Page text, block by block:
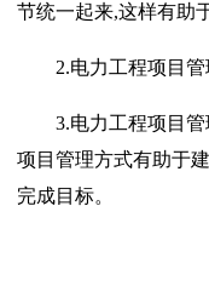
节统一起来,这样有助
2.电力工程项目管理
3.电力工程项目管理
项目管理方式有助于
完成目标。